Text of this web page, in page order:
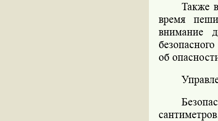
Также
время
внимание
об